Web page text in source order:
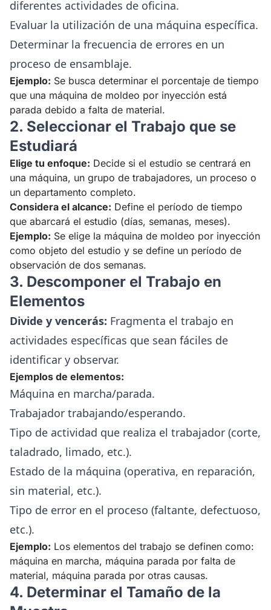
diferentes actividades de oficina.
Evaluar la utilización de una máquina específica.
Determinar la frecuencia de errores en un
proceso de ensamblaje.
Ejemplo: Se busca determinar el porcentaje de tiempo
que una máquina de moldeo por inyección está
parada debido a falta de material.
2. Seleccionar el Trabajo que se
Estudiará
Elige tu enfoque: Decide si el estudio se centrará en
una máquina, un grupo de trabajadores, un proceso o
un departamento completo.
Considera el alcance: Define el período de tiempo
que abarcará el estudio (días, semanas, meses).
Ejemplo: Se elige la máquina de moldeo por inyección
como objeto del estudio y se define un período de
observación de dos semanas.
3. Descomponer el Trabajo en
Elementos
Divide y vencerás: Fragmenta el trabajo en
actividades específicas que sean fáciles de
identificar y observar.
Ejemplos de elementos:
Máquina en marcha/parada.
Trabajador trabajando/esperando.
Tipo de actividad que realiza el trabajador (corte,
taladrado, limado, etc.).
Estado de la máquina (operativa, en reparación,
sin material, etc.).
Tipo de error en el proceso (faltante, defectuoso,
etc.).
Ejemplo: Los elementos del trabajo se definen como:
máquina en marcha, máquina parada por falta de
material, máquina parada por otras causas.
4. Determinar el Tamaño de la